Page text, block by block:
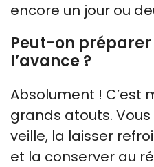
encore un jour ou
Peut-on
l’avance ?
Absolument ! C’est
grands atouts.
veille, la laisser
et la conserver au